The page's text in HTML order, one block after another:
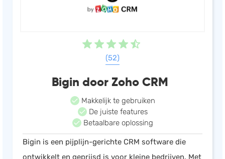
Voorraadbeheer
Verlof en verzuim
(52)
Bigin door Zoho CRM
Makkelijk te gebruiken
De juiste features
Betaalbare oplossing
Bigin is een pijplijn-gerichte CRM software die
ontwikkelt en geprijsd is voor kleine bedrijven. Met